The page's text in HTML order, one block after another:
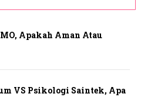
Apakah Aman Atau
VS Psikologi Saintek, Apa